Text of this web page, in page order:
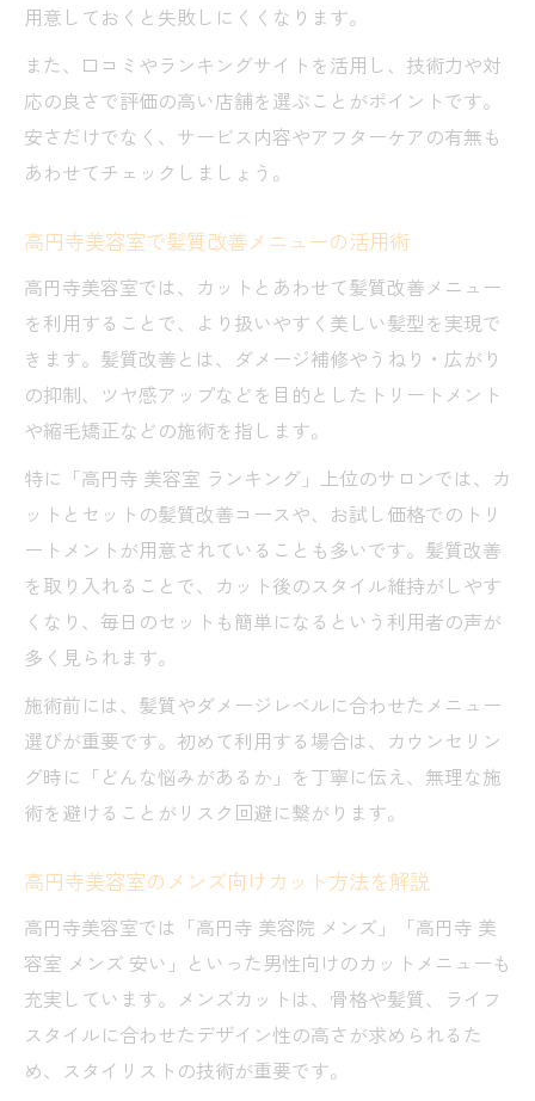
用意しておくと失敗しにくくなります。
また、口コミやランキングサイトを活用し、技術力や対
応の良さで評価の高い店舗を選ぶことがポイントです。
安さだけでなく、サービス内容やアフターケアの有無も
あわせてチェックしましょう。
高円寺美容室で髪質改善メニューの活用術
高円寺美容室では、カットとあわせて髪質改善メニュー
を利用することで、より扱いやすく美しい髪型を実現で
きます。髪質改善とは、ダメージ補修やうねり・広がり
の抑制、ツヤ感アップなどを目的としたトリートメント
や縮毛矯正などの施術を指します。
特に「高円寺 美容室 ランキング」上位のサロンでは、カ
ットとセットの髪質改善コースや、お試し価格でのトリ
ートメントが用意されていることも多いです。髪質改善
を取り入れることで、カット後のスタイル維持がしやす
くなり、毎日のセットも簡単になるという利用者の声が
多く見られます。
施術前には、髪質やダメージレベルに合わせたメニュー
選びが重要です。初めて利用する場合は、カウンセリン
グ時に「どんな悩みがあるか」を丁寧に伝え、無理な施
術を避けることがリスク回避に繋がります。
高円寺美容室のメンズ向けカット方法を解説
高円寺美容室では「高円寺 美容院 メンズ」「高円寺 美
容室 メンズ 安い」といった男性向けのカットメニューも
充実しています。メンズカットは、骨格や髪質、ライフ
スタイルに合わせたデザイン性の高さが求められるた
め、スタイリストの技術が重要です。